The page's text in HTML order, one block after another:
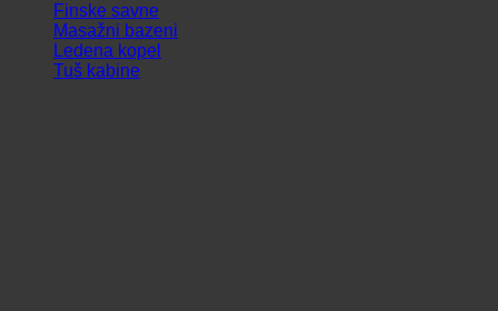
Finske savne
Masažni bazeni
Ledena kopel
Tuš kabine